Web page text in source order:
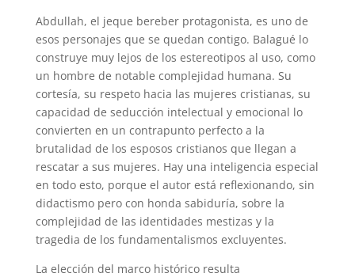
Abdullah, el jeque bereber protagonista, es uno de
esos personajes que se quedan contigo. Balagué lo
construye muy lejos de los estereotipos al uso, como
un hombre de notable complejidad humana. Su
cortesía, su respeto hacia las mujeres cristianas, su
capacidad de seducción intelectual y emocional lo
convierten en un contrapunto perfecto a la
brutalidad de los esposos cristianos que llegan a
rescatar a sus mujeres. Hay una inteligencia especial
en todo esto, porque el autor está reflexionando, sin
didactismo pero con honda sabiduría, sobre la
complejidad de las identidades mestizas y la
tragedia de los fundamentalismos excluyentes.
La elección del marco histórico resulta